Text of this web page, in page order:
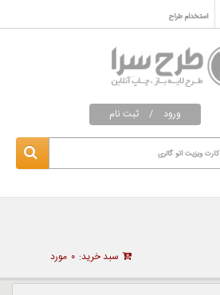
استخدام طراح
ورود / ثبت نام
سبد خرید: ۰ مورد